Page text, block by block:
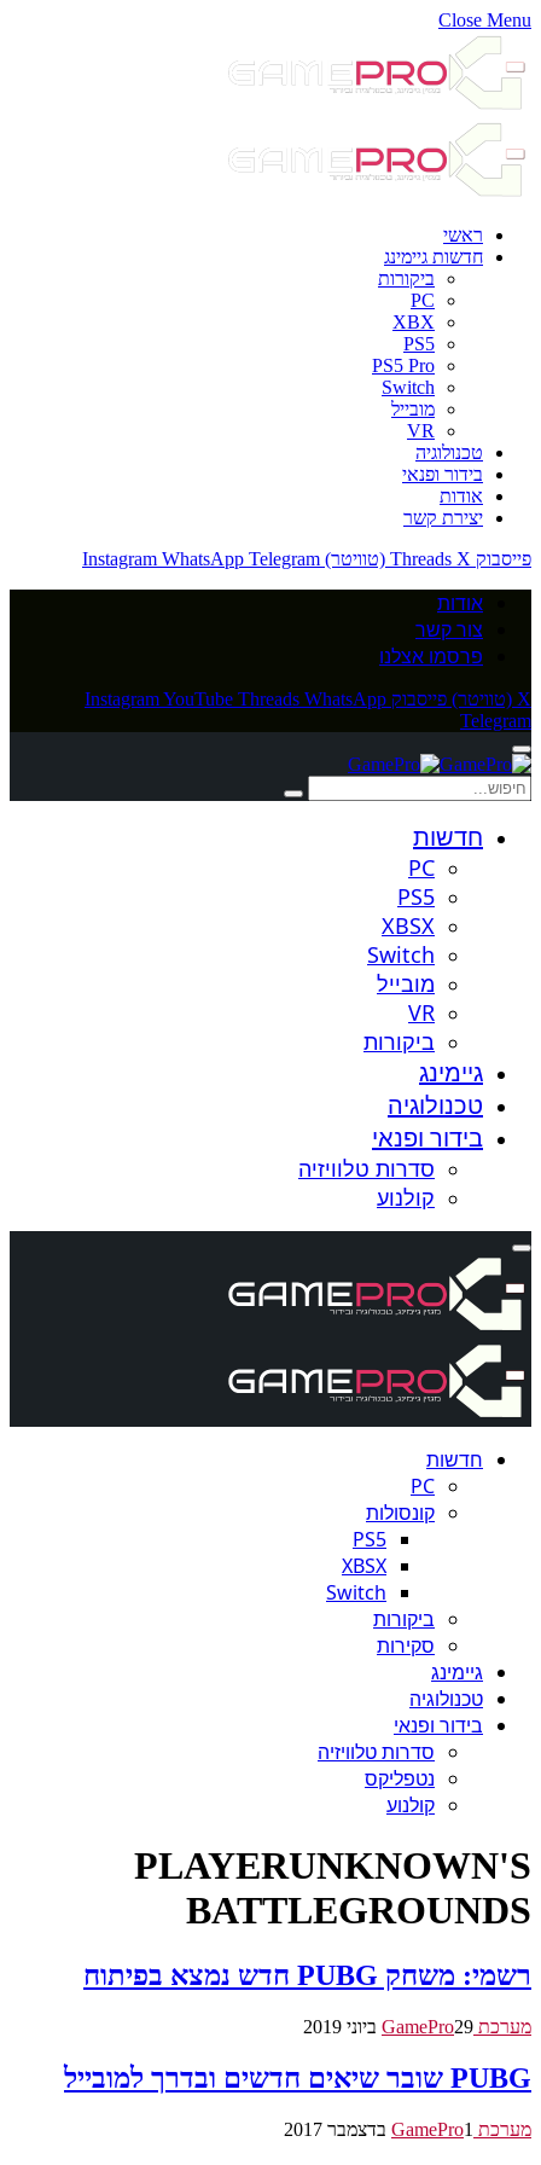
Close Menu
ראשי
חדשות גיימינג
ביקורות
PC
XBX
PS5
PS5 Pro
Switch
מובייל
VR
טכנולוגיה
בידור ופנאי
אודות
יצירת קשר
פייסבוק
Threads X (טוויטר) Instagram WhatsApp Telegram
אודות
צור קשר
פרסמו אצלנו
X (טוויטר) פייסבוק InstagramYouTube Threads WhatsApp
Telegram
חדשות
PC
PS5
XBSX
Switch
מובייל
VR
ביקורות
גיימינג
טכנולוגיה
בידור ופנאי
סדרות טלוויזיה
קולנוע
חדשות
PC
קונסולות
PS5
XBSX
Switch
ביקורות
סקירות
גיימינג
טכנולוגיה
בידור ופנאי
סדרות טלוויזיה
נטפליקס
קולנוע
PLAYERUNKNOWN'S
BATTLEGROUNDS
רשמי: משחק PUBG חדש נמצא בפיתוח
מערכת GamePro 29 ביוני 2019
PUBG שובר שיאים חדשים ובדרך למובייל
מערכת GamePro 1 בדצמבר 2017